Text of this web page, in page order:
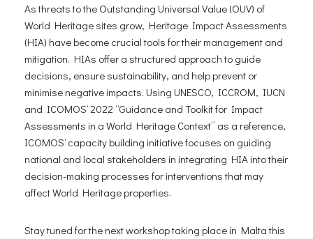
As threats to the Outstanding Universal Value (OUV) of
World Heritage sites grow, Heritage Impact Assessments
(HIA) have become crucial tools for their management and
mitigation. HIAs offer a structured approach to guide
decisions, ensure sustainability, and help prevent or
minimise negative impacts. Using UNESCO, ICCROM, IUCN
and ICOMOS‘ 2022 “Guidance and Toolkit for Impact
Assessments in a World Heritage Context” as a reference,
ICOMOS‘ capacity building initiative focuses on guiding
national and local stakeholders in integrating HIA into their
decision-making processes for interventions that may
affect World Heritage properties.
Stay tuned for the next workshop taking place in Malta this